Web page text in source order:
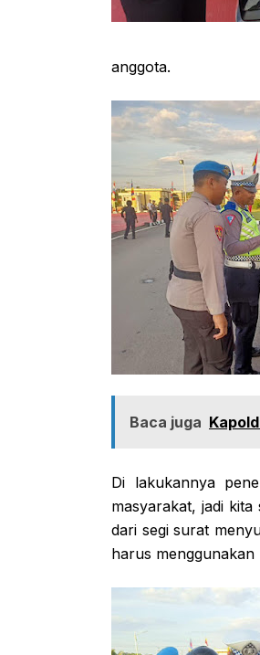
anggota.
Baca juga
Di lakukannya
masyarakat, jadi
dari segi surat
harus menggunakan